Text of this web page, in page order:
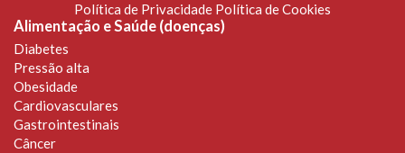
Política de Privacidade Política de Cookies
Alimentação e Saúde (doenças)
Diabetes
Pressão alta
Obesidade
Cardiovasculares
Gastrointestinais
Câncer